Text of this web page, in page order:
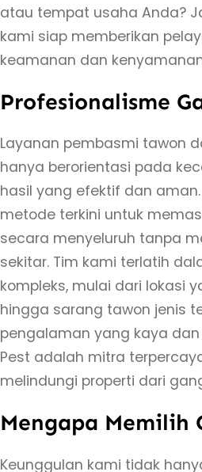
m
i
a
o
n
d
i
T
e
g
a
l
r
e
o
J
atau tempat usaha Anda?
kami siap memberikan
keamanan dan
Profesionalisme
Layanan pembasmi tawon
hanya berorientasi pada
hasil yang efektif dan
metode terkini untuk
secara menyeluruh tanpa
sekitar. Tim kami terlatih
kompleks, mulai dari lokasi
hingga sarang tawon jenis
pengalaman yang kaya
Pest adalah mitra
melindungi properti dari
Mengapa Memilih
Keunggulan kami tidak